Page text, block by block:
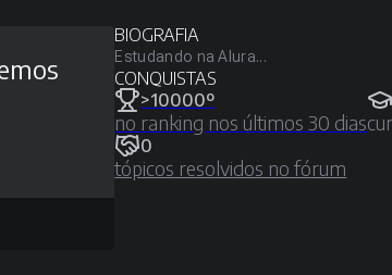
BIOGRAFIA
Estudando na Alura...
CONQUISTAS
>10000º
no ranking nos últimos 30 dias
0
tópicos resolvidos no fórum